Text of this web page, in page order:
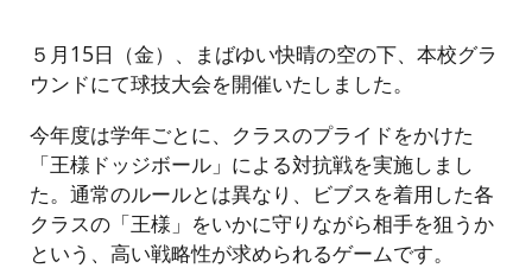
５月15日（金）、まばゆい快晴の空の下、本校グラ
ウンドにて球技大会を開催いたしました。
今年度は学年ごとに、クラスのプライドをかけた
「王様ドッジボール」による対抗戦を実施しまし
た。通常のルールとは異なり、ビブスを着用した各
クラスの「王様」をいかに守りながら相手を狙うか
という、高い戦略性が求められるゲームです。